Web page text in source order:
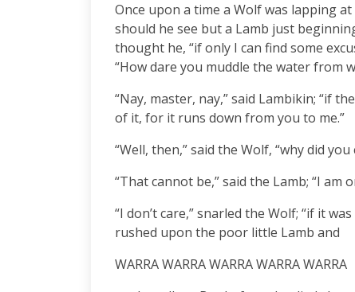
Once upon a time a Wolf was lapping
should he see but a Lamb just
thought he, “if only I can find some
“How dare you muddle the water from
“Nay, master, nay,” said Lambikin; “if
of it, for it runs down from you to me.”
“Well, then,” said the Wolf, “why did
“That cannot be,” said the Lamb; “I am
“I don’t care,” snarled the Wolf; “if it
rushed upon the poor little Lamb and
WARRA WARRA WARRA WARRA WARRA